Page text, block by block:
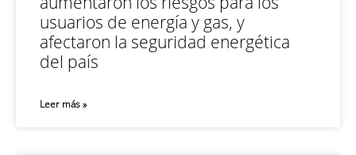
usuarios de energía y gas, y
afectaron la seguridad energética
del país
Leer más »